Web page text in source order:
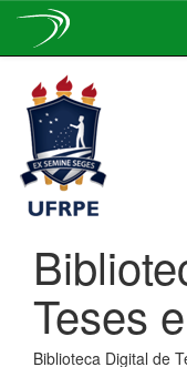
navigation
Teses
Biblioteca Digital de